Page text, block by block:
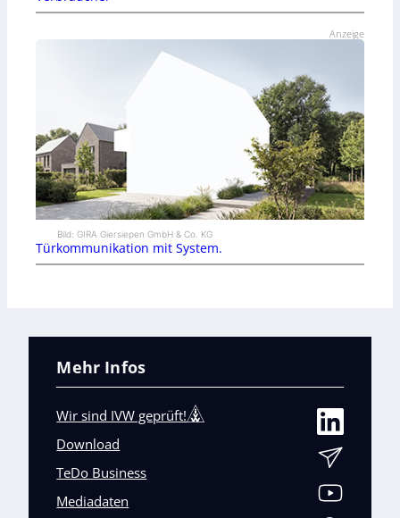
Anzeige
Bild: GIRA Giersiepen GmbH & Co. KG
Türkommunikation mit System.
Mehr Infos
Wir sind IVW geprüft!
Download
TeDo Business
Mediadaten